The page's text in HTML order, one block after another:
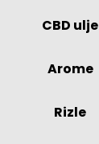
CBD ulje
Arome
Rizle